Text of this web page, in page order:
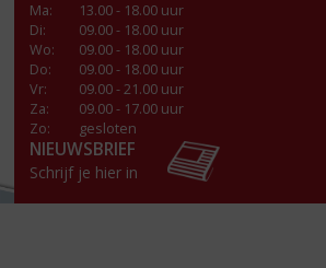
Ma:
13.00 - 18.00 uur
Di:
09.00 - 18.00 uur
Wo:
09.00 - 18.00 uur
Do:
09.00 - 18.00 uur
Vr:
09.00 - 21.00 uur
Za:
09.00 - 17.00 uur
Zo:
gesloten
NIEUWSBRIEF
Schrijf je hier in